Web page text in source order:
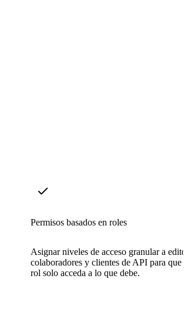
Permisos basados en roles
Asignar niveles de acceso granular a
colaboradores y clientes de API para que
rol solo acceda a lo que debe.